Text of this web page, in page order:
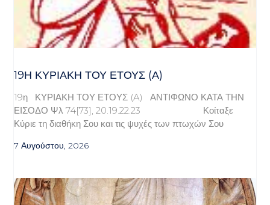
19Η ΚΥΡΙΑΚΉ ΤΟΥ ΈΤΟΥΣ (Α)
19η ΚΥΡΙΑΚΗ ΤΟΥ ΕΤΟΥΣ (A) ΑΝΤΙΦΩΝΟ ΚΑΤΑ ΤΗΝ
ΕΙΣΟΔΟ Ψλ 74[73], 20.19.22.23 Κοίταξε
Κύριε τη διαθήκη Σου και τις ψυχές των πτωχών Σου
7 Αυγούστου, 2026